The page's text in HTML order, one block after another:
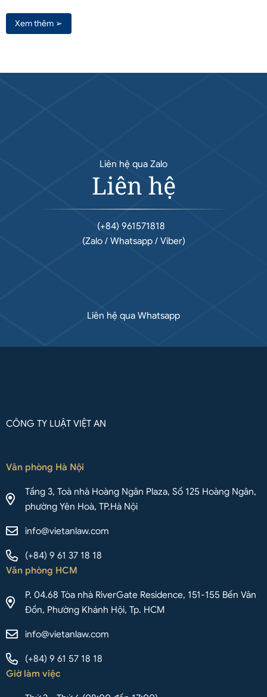
Xem thêm ➢
Liên hệ qua Zalo
Liên hệ
(+84) 961571818
(Zalo / Whatsapp / Viber)
Liên hệ qua Whatsapp
CÔNG TY LUẬT VIỆT AN
Văn phòng Hà Nội
Tầng 3, Toà nhà Hoàng Ngân Plaza, Số 125 Hoàng Ngân,
phường Yên Hoà, TP.Hà Nội
info@vietanlaw.com
(+84) 9 61 37 18 18
Văn phòng HCM
P. 04.68 Tòa nhà RiverGate Residence, 151-155 Bến Vân
Đồn, Phường Khánh Hội, Tp. HCM
info@vietanlaw.com
(+84) 9 61 57 18 18
Giờ làm việc